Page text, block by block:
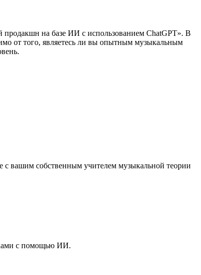
на базе ИИ с использованием ChatGPT». В
от того, являетесь ли вы опытным музыкальным
вашим собственным учителем музыкальной теории
с помощью ИИ.